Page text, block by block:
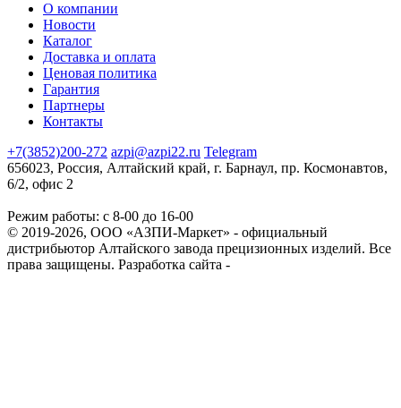
О компании
Новости
Каталог
Доставка и оплата
Ценовая политика
Гарантия
Партнеры
Контакты
+7(3852)200-272 azpi@azpi22.ru Telegram
656023, Россия, Алтайский край, г. Барнаул, пр. Космонавтов,
6/2, офис 2
Режим работы: с 8-00 до 16-00
© 2019-2026, ООО «АЗПИ-Маркет» - официальный
дистрибьютор Алтайского завода прецизионных изделий. Все
права защищены. Разработка сайта -